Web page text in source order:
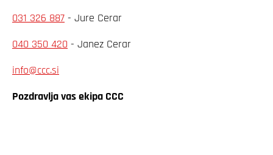
031 326 887 - Jure Cerar
040 350 420 - Janez Cerar
info@ccc.si
Pozdravlja vas ekipa CCC